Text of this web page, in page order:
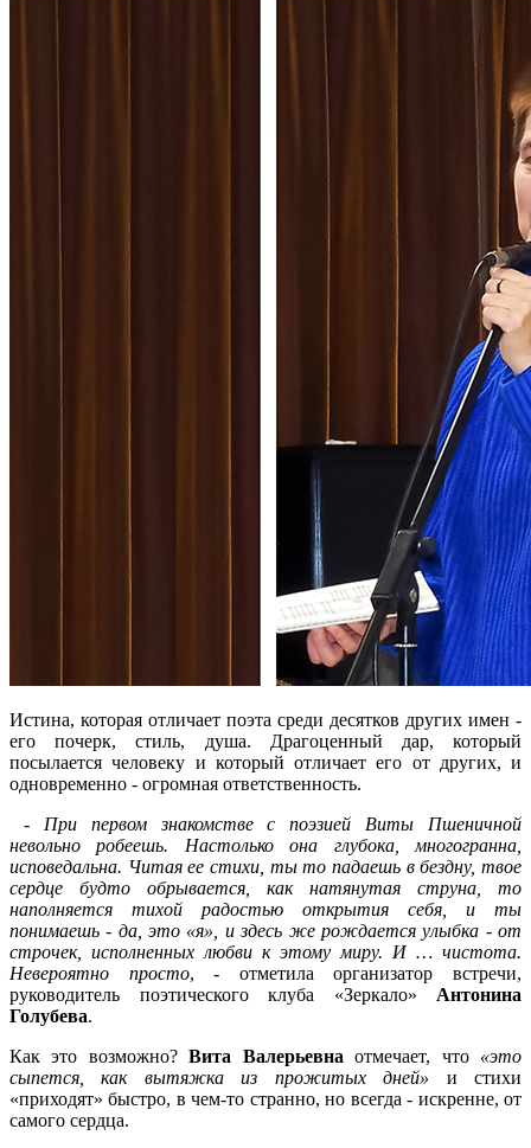
Истина, которая отличает поэта среди десятков других имен -
его почерк, стиль, душа. Драгоценный дар, который
посылается человеку и который отличает его от других, и
одновременно - огромная ответственность.
- При первом знакомстве с поэзией
Виты Пшеничной
невольно робеешь. Настолько она глубока, многогранна,
исповедальна. Читая ее стихи, ты то падаешь в бездну, твое
сердце будто обрывается, как натянутая струна, то
наполняется тихой радостью открытия себя, и ты
понимаешь - да, это «я», и здесь же рождается улыбка - от
строчек, исполненных любви к этому миру. И … чистота.
Невероятно просто, - отметила организатор встречи,
руководитель поэтического клуба «Зеркало» Антонина
Голубева.
Как это возможно?Вита Валерьевна отмечает, что«это
сыпется, как вытяжка из прожитых дней» и стихи
«приходят» быстро, в чем-то странно, но всегда - искренне, от
самого сердца.